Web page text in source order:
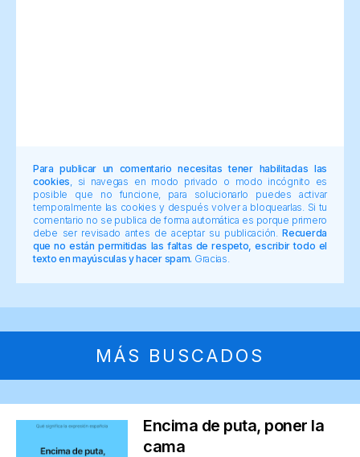
Para publicar un comentario necesitas tener habilitadas las
cookies , si navegas en modo privado o modo incógnito es
posible que no funcione, para solucionarlo puedes activar
temporalmente las cookies y después volver a bloquearlas. Si tu
comentario no se publica de forma automática es porque primero
debe ser revisado antes de aceptar su publicación.Recuerda
que no están permitidas las faltas de respeto, escribir todo el
texto en mayúsculas y hacer spam. Gracias.
MÁS BUSCADOS
Encima de puta, poner la
cama